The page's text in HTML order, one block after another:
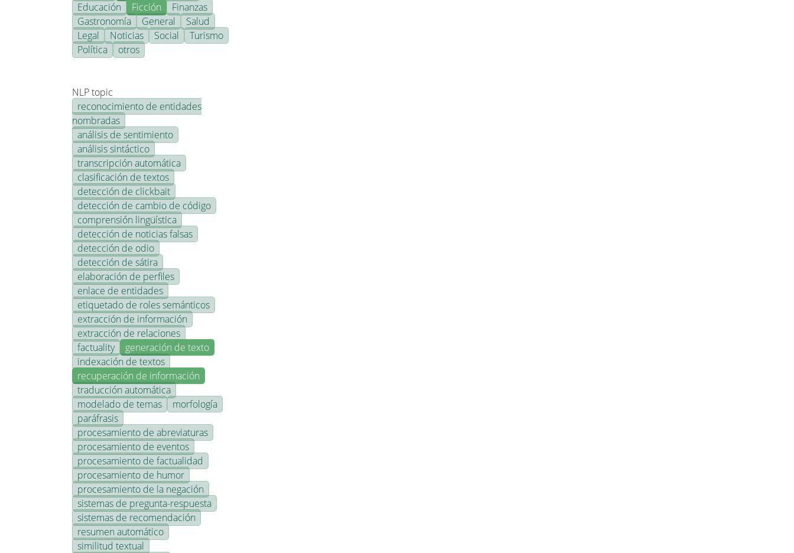
Educación
Ficción
Finanzas
Gastronomía
General
Salud
Legal
Noticias Social
Turismo
Política
otros
NLP topic
reconocimiento de entidades
nombradas
análisis de sentimiento
análisis sintáctico
transcripción automática
clasificación de textos
detección de clickbait
detección de cambio de código
comprensión lingüística
detección de noticias falsas
detección de odio
detección de sátira
elaboración de perfiles
enlace de entidades
etiquetado de roles semánticos
extracción de información
extracción de relaciones
factuality
generación de texto
indexación de textos
recuperación de información
traducción automática
modelado de temas
morfología
paráfrasis
procesamiento de abreviaturas
procesamiento de eventos
procesamiento de factualidad
procesamiento de humor
procesamiento de la negación
sistemas de pregunta-respuesta
sistemas de recomendación
resumen automático
similitud textual